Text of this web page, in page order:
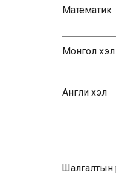
Математик
Монгол хэл
Англи хэл
Шалгалтын